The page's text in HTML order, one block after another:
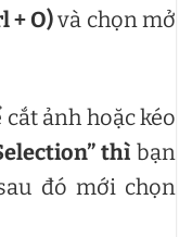
+ O)và chọn mở
cắt ảnh hoặc kéo
thì bạn
đó mới chọn